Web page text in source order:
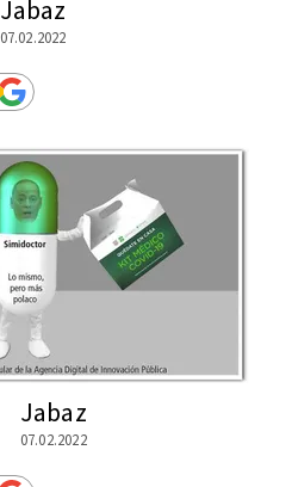
Jabaz
07.02.2022
Jabaz
07.02.2022